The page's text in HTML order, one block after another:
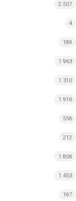
2 507
4
189
1 963
1 310
1 916
556
212
1 806
1 453
197